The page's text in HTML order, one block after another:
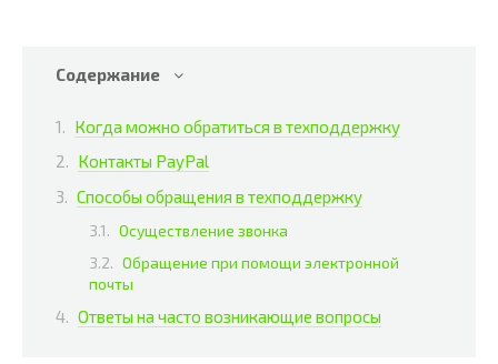
Содержание
Когда можно обратиться в техподдержку
Контакты PayPal
Способы обращения в техподдержку
Осуществление звонка
Обращение при помощи электронной
почты
Ответы на часто возникающие вопросы